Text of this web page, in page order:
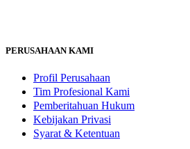
PERUSAHAAN KAMI
Profil Perusahaan
Tim Profesional Kami
Pemberitahuan Hukum
Kebijakan Privasi
Syarat & Ketentuan